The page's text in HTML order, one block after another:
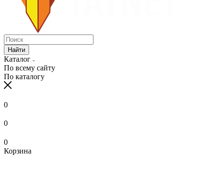
Найти
Каталог
По всему сайту
По каталогу
0
0
0
Корзина